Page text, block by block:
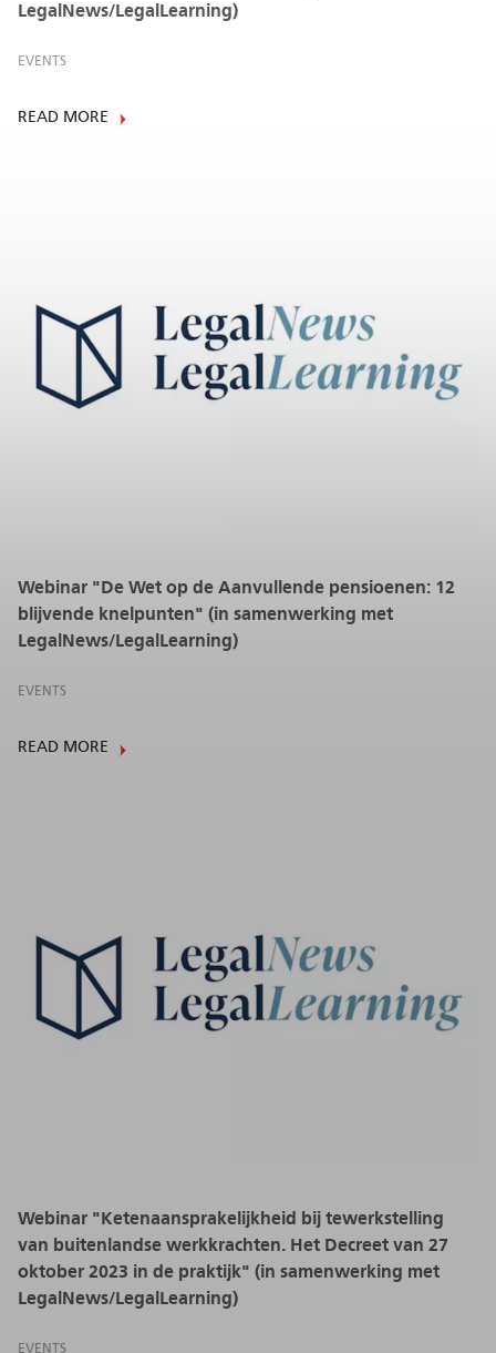
LegalNews/LegalLearning)
EVENTS
READ MORE
Webinar "De Wet op de Aanvullende pensioenen: 12
blijvende knelpunten" (in samenwerking met
LegalNews/LegalLearning)
EVENTS
READ MORE
Webinar "Ketenaansprakelijkheid bij tewerkstelling
van buitenlandse werkkrachten. Het Decreet van 27
oktober 2023 in de praktijk" (in samenwerking met
LegalNews/LegalLearning)
EVENTS